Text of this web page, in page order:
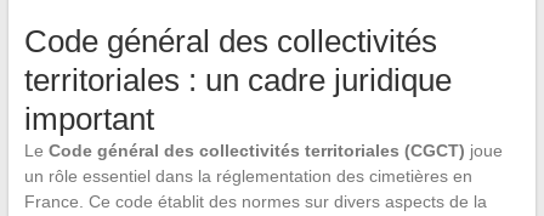
Code général des collectivités
territoriales : un cadre juridique
important
Le Code général des collectivités territoriales (CGCT) joue
un rôle essentiel dans la réglementation des cimetières en
France. Ce code établit des normes sur divers aspects de la